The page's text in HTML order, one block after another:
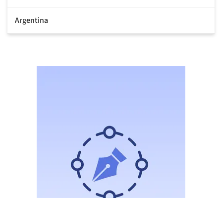
Argentina